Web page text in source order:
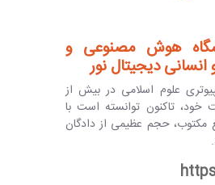
هوش مصنوعی و
دیجیتال نور
علوم اسلامی در بیش از
تاکنون توانسته است با
مکتوب، حجم عظیمی از دادگان